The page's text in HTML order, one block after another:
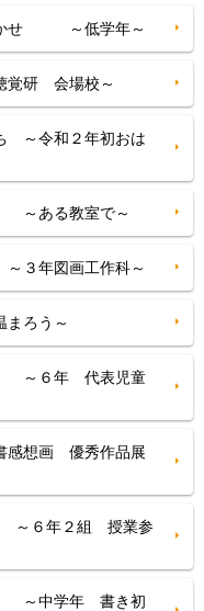
かせ ～低学年～
覚研 会場校～
～令和２年初おは
～ある教室で～
３年図画工作科～
まろう～
～６年 代表児童
想画 優秀作品展
～６年２組 授業参
～中学年 書き初